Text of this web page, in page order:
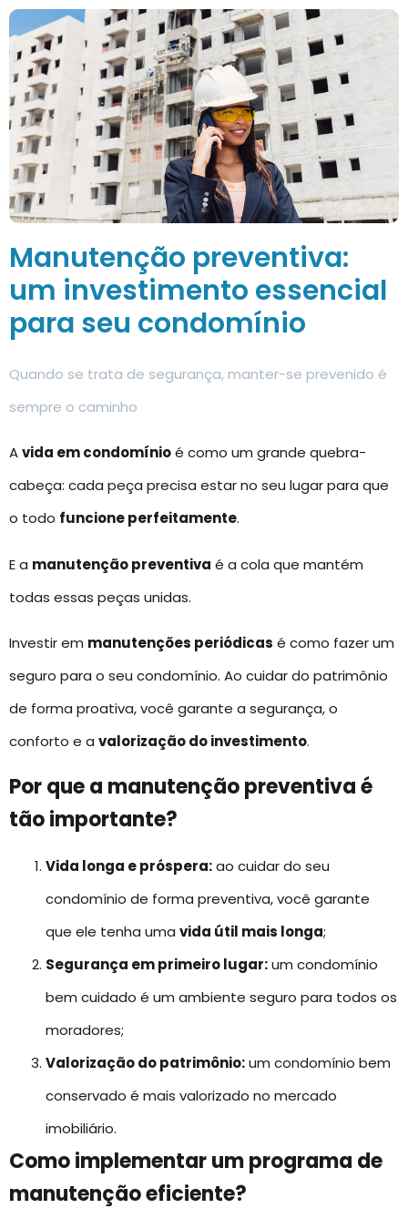
Manutenção preventiva:
um investimento essencial
para seu condomínio
Quando se trata de segurança, manter-se prevenido é
sempre o caminho
Avida em condomínioé como um grande quebra-
cabeça: cada peça precisa estar no seu lugar para que
o todo funcione perfeitamente.
E a manutenção preventiva é a cola que mantém
todas essas peças unidas.
Investir em manutenções periódicas é como fazer um
seguro para o seu condomínio. Ao cuidar do patrimônio
de forma proativa, você garante a segurança, o
conforto e a valorização do investimento.
Por que a manutenção preventiva é
tão importante?
Vida longa e próspera:ao cuidar do seu
condomínio de forma preventiva, você garante
que ele tenha uma vida útil mais longa;
Segurança em primeiro lugar:um condomínio
bem cuidado é um ambiente seguro para todos os
moradores;
Valorização do patrimônio:um condomínio bem
conservado é mais valorizado no mercado
imobiliário.
Como implementar um programa de
manutenção eficiente?